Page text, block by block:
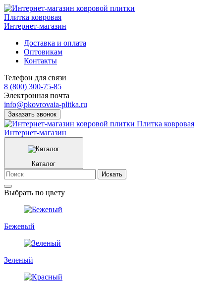
Плитка ковровая
Интернет-магазин
Доставка и оплата
Оптовикам
Контакты
Телефон для связи
8 (800) 300-75-85
Электронная почта
info@pkovrovaia-plitka.ru
Заказать звонок
Плитка ковровая
Интернет-магазин
Каталог
Искать
Выбрать по цвету
Бежевый
Зеленый